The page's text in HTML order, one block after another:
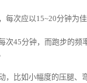
每次应以15~20分钟为
次45分钟，而跑步的频
，比如小幅度的压腿、